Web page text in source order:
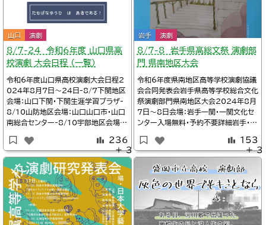
山口 演劇
8/7-24 令和6年度 山口県高
校演劇 大会日程 （一覧）
令和6年度山口県高校演劇大会日程2
024年8月7日～24日-8/7下関地区
会場：山口下関・下関生涯学習プラザ-
8/10山防地区会場：山口山口市・山口
南総合センター-8/10宇部地区会場：
8/24周防地区会場：山口下松・スター
ピアくだまつ展示ホール-10/26-27
山口県大会会場：山口下関・下関市民会
館詳細Twitter/山口県高等学校演劇
協議会@Yamaguchi
236
岩手 演劇
8/7-8 岩手県高総文祭 演劇部
門 県南地区大会
令和6年度県南地区高等学校演劇協議
会合同発表会岩手県高等学校総合文化
祭演劇部門県南地区大会2024年8月
7日～8日会場：岩手一関・一関文化セ
ンター入場無料・予約不要詳細岩手・高
日、１０日県央・南盛岡地区発表会※タ
イムテーブル、上演作品Twitter/一関
文化センター＠岩手県一関市@Ichi_b
un_center一関文化センター（岩手
県）/イベントカレンダー※日
153
＋ 3 ＋ 3